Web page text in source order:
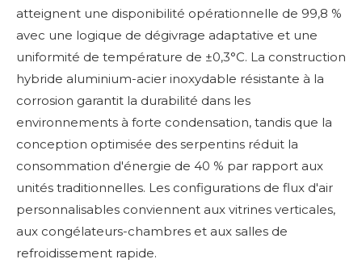
atteignent une disponibilité opérationnelle de 99,8 %
avec une logique de dégivrage adaptative et une
uniformité de température de ±0,3°C. La construction
hybride aluminium-acier inoxydable résistante à la
corrosion garantit la durabilité dans les
environnements à forte condensation, tandis que la
conception optimisée des serpentins réduit la
consommation d'énergie de 40 % par rapport aux
unités traditionnelles. Les configurations de flux d'air
personnalisables conviennent aux vitrines verticales,
aux congélateurs-chambres et aux salles de
refroidissement rapide.